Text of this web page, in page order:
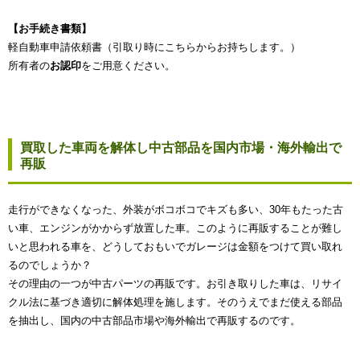
【お手続き書類】
軽自動車申請依頼書（引取り時にこちらからお持ちします。）
所有者のお認印をご用意ください。
買取した車両を解体し中古部品を国内市場・海外輸出で
再販
走行ができなくなった、外装がボコボコでキズも多い、30年もたった古
い車、エンジンがかからず放置した車。このように再販することが難し
いと思われる車を、どうしておもいでガレージは金額をつけて買い取れ
るのでしょうか？
その理由の一つが中古パーツの再販です。お引き取りした車は、リサイ
クル法に基づき適切に解体処理を施します。そのうえでまだ使える部品
を抽出し、国内の中古部品市場や海外輸出で再販するのです。